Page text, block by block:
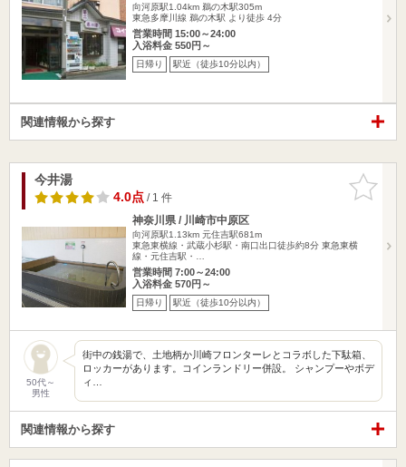
向河原駅1.04km 鵜の木駅305m
東急多摩川線 鵜の木駅 より徒歩 4分
営業時間 15:00～24:00
入浴料金 550円～
日帰り 駅近（徒歩10分以内）
関連情報から探す
お気に入
りに追加
今井湯
4.0点/ 1 件
神奈川県 / 川崎市中原区
向河原駅1.13km 元住吉駅681m
東急東横線・武蔵小杉駅・南口出口徒歩約8分 東急東横
線・元住吉駅・…
営業時間 7:00～24:00
入浴料金 570円～
日帰り 駅近（徒歩10分以内）
50代～
男性
街中の銭湯で、土地柄か川崎フロンターレとコラボした下駄箱、
ロッカーがあります。コインランドリー併設。 シャンプーやボデ
ィ…
関連情報から探す